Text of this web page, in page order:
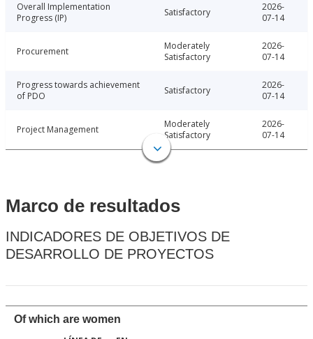
Overall Implementation
Progress (IP)
Satisfactory
2026-
07-14
Procurement
Moderately
Satisfactory
2026-
07-14
Progress towards achievement
of PDO
Satisfactory
2026-
07-14
Project Management
Moderately
Satisfactory
2026-
07-14
Marco de resultados
INDICADORES DE OBJETIVOS DE
DESARROLLO DE PROYECTOS
Of which are women